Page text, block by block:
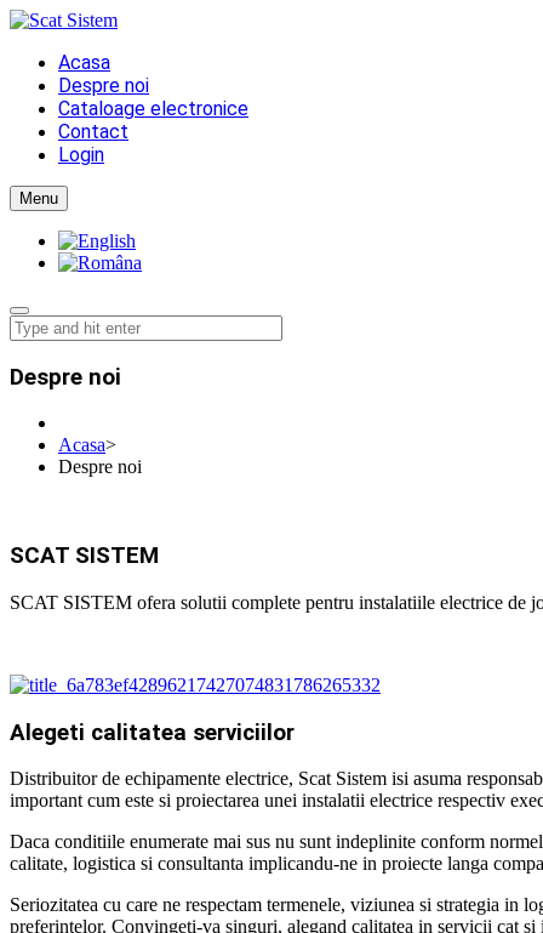
Acasa
Despre noi
Cataloage electronice
Contact
Login
Menu
Despre noi
Acasa>
Despre noi
SCAT SISTEM
SCAT SISTEM ofera solutii complete pentru instalatiile electrice de
Alegeti calitatea serviciilor
Distribuitor de echipamente electrice, Scat Sistem isi asuma
important cum este si proiectarea unei instalatii electrice respectiv
Daca conditiile enumerate mai sus nu sunt indeplinite conform
calitate, logistica si consultanta implicandu-ne in proiecte langa
Seriozitatea cu care ne respectam termenele, viziunea si strategia in
preferintelor. Convingeti-va singuri, alegand calitatea in servicii cat si